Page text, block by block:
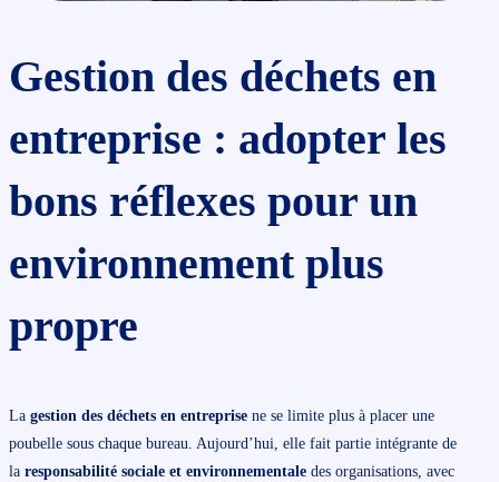
Gestion des déchets en
entreprise : adopter les
bons réflexes pour un
environnement plus
propre
La gestion des déchets en entreprisene se limite plus à placer une
poubelle sous chaque bureau. Aujourd’hui, elle fait partie intégrante de
la responsabilité sociale et environnementaledes organisations, avec